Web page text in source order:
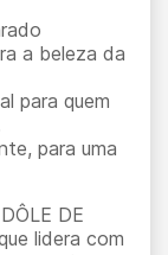
a beleza da
para quem
para uma
DE
lidera com